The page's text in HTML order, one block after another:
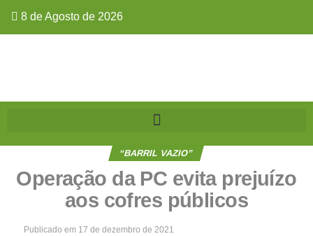
8 de Agosto de 2026
“BARRIL VAZIO”
Operação da PC evita prejuízo
aos cofres públicos
Publicado em 17 de dezembro de 2021